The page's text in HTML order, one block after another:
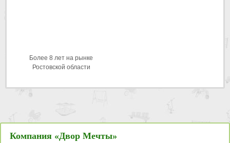
Более 8 лет на рынке
Ростовской области
Компания «Двор Мечты»